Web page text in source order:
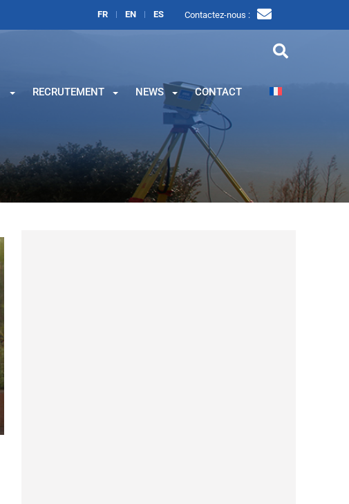
FR EN ES Contactez-nous :
RECRUTEMENT NEWS CONTACT